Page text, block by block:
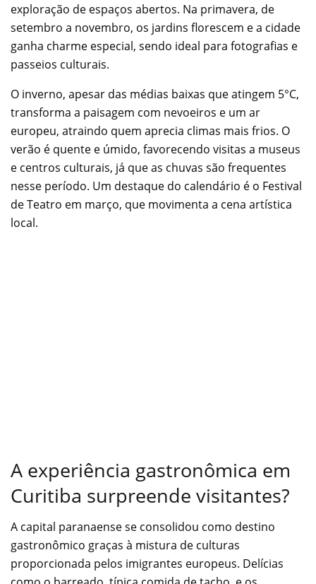
exploração de espaços abertos. Na primavera, de
setembro a novembro, os jardins florescem e a cidade
ganha charme especial, sendo ideal para fotografias e
passeios culturais.
O inverno, apesar das médias baixas que atingem 5°C,
transforma a paisagem com nevoeiros e um ar
europeu, atraindo quem aprecia climas mais frios. O
verão é quente e úmido, favorecendo visitas a museus
e centros culturais, já que as chuvas são frequentes
nesse período. Um destaque do calendário é o Festival
de Teatro em março, que movimenta a cena artística
local.
A experiência gastronômica em
Curitiba surpreende visitantes?
A capital paranaense se consolidou como destino
gastronômico graças à mistura de culturas
proporcionada pelos imigrantes europeus. Delícias